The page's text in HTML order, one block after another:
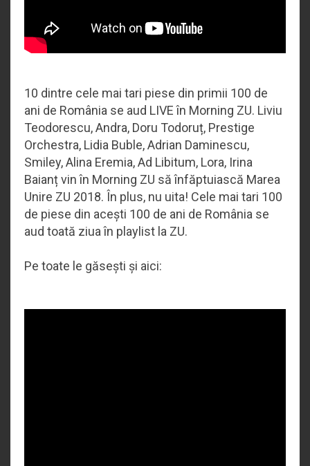
10 dintre cele mai tari piese din primii 100 de
ani de România se aud LIVE în Morning ZU. Liviu
Teodorescu, Andra, Doru Todoruț, Prestige
Orchestra, Lidia Buble, Adrian Daminescu,
Smiley, Alina Eremia, Ad Libitum, Lora, Irina
Baianț vin în Morning ZU să înfăptuiască Marea
Unire ZU 2018. În plus, nu uita! Cele mai tari 100
de piese din acești 100 de ani de România se
aud toată ziua în playlist la ZU.
Pe toate le găsești și aici: